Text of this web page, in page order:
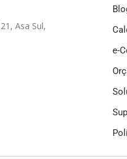
Asa Sul,
e-